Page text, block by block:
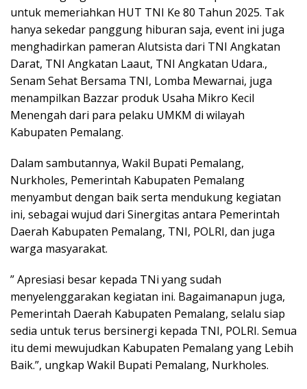
untuk memeriahkan HUT TNI Ke 80 Tahun 2025. Tak
hanya sekedar panggung hiburan saja, event ini juga
menghadirkan pameran Alutsista dari TNI Angkatan
Darat, TNI Angkatan Laaut, TNI Angkatan Udara.,
Senam Sehat Bersama TNI, Lomba Mewarnai, juga
menampilkan Bazzar produk Usaha Mikro Kecil
Menengah dari para pelaku UMKM di wilayah
Kabupaten Pemalang.
Dalam sambutannya, Wakil Bupati Pemalang,
Nurkholes, Pemerintah Kabupaten Pemalang
menyambut dengan baik serta mendukung kegiatan
ini, sebagai wujud dari Sinergitas antara Pemerintah
Daerah Kabupaten Pemalang, TNI, POLRI, dan juga
warga masyarakat.
” Apresiasi besar kepada TNi yang sudah
menyelenggarakan kegiatan ini. Bagaimanapun juga,
Pemerintah Daerah Kabupaten Pemalang, selalu siap
sedia untuk terus bersinergi kepada TNI, POLRI. Semua
itu demi mewujudkan Kabupaten Pemalang yang Lebih
Baik.”, ungkap Wakil Bupati Pemalang, Nurkholes.